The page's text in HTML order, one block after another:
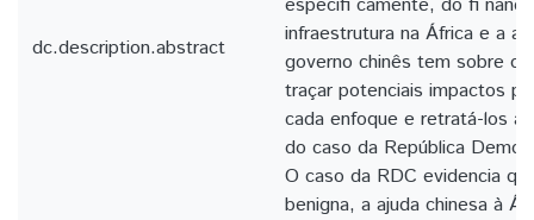
dc.description.abstract
infraestrutura na África e a
governo chinês tem sobre o
traçar potenciais impactos
cada enfoque e retratá-los
do caso da República
O caso da RDC evidencia
benigna, a ajuda chinesa à